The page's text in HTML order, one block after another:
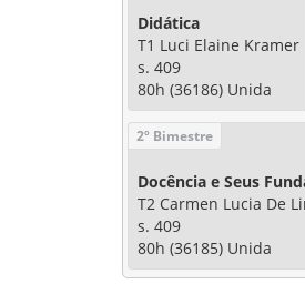
Didática
T1 Luci Elaine Kramer
s. 409
80h (36186) Unida
2º Bimestre
Docência e Seus
T2 Carmen Lucia De
s. 409
80h (36185) Unida